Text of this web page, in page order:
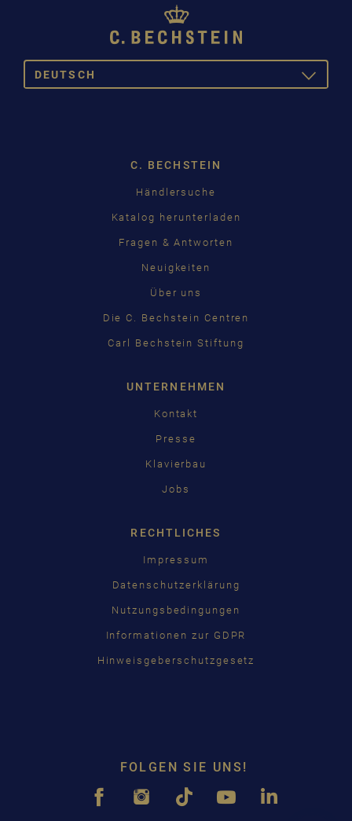
DEUTSCH
TOGGLE
C. BECHSTEIN
Händlersuche
Katalog herunterladen
Fragen & Antworten
Neuigkeiten
Über uns
Die C. Bechstein Centren
Carl Bechstein Stiftung
UNTERNEHMEN
Kontakt
Presse
Klavierbau
Jobs
RECHTLICHES
Impressum
Datenschutzerklärung
Nutzungsbedingungen
Informationen zur GDPR
Hinweisgeberschutzgesetz
FOLGEN SIE UNS!